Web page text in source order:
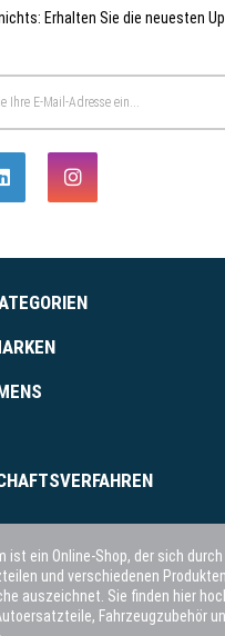
Erhalten Sie die neuesten
ist ein Online-Shop, der sich
und verschiedenen
auszeichnet. Sie finden hier
Fahrzeugzubehör